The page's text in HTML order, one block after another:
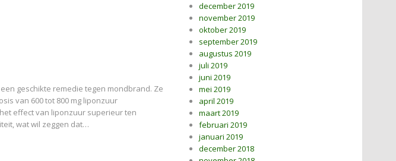
geschikte remedie tegen mondbrand. Ze
van 600 tot 800 mg liponzuur
effect van liponzuur superieur ten
wat wil zeggen dat…
december 2019
november 2019
oktober 2019
september 2019
augustus 2019
juli 2019
juni 2019
mei 2019
april 2019
maart 2019
februari 2019
januari 2019
december 2018